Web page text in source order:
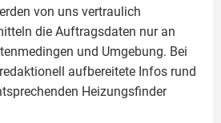
von uns vertraulich
die Auftragsdaten nur an
und Umgebung. Bei
aufbereitete Infos rund
Heizungsfinder